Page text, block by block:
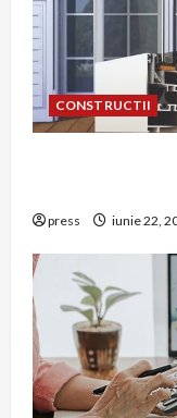
CONSTRUCTII
press iunie 22,